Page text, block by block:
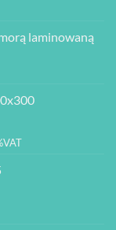
laminowaną